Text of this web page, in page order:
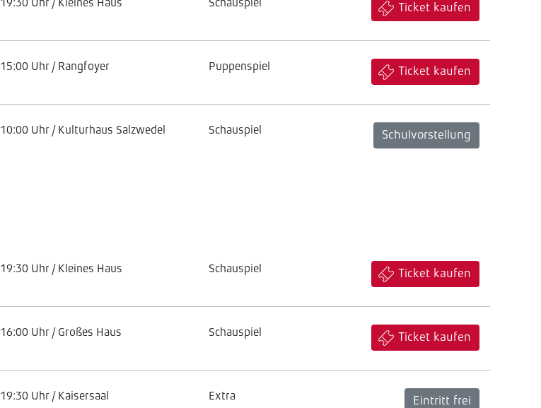
19:30 Uhr / Kleines Haus Schauspiel Ticket kaufen
15:00 Uhr / Rangfoyer Puppenspiel Ticket kaufen
10:00 Uhr / Kulturhaus Salzwedel Schauspiel Schulvorstellung
19:30 Uhr / Kleines Haus Schauspiel Ticket kaufen
16:00 Uhr / Großes Haus Schauspiel Ticket kaufen
19:30 Uhr / Kaisersaal Extra Eintritt frei